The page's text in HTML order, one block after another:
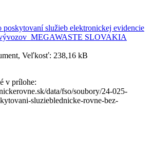
služieb elektronickej evidencie
vývozov_MEGAWASTE SLOVAKIA
Veľkosť: 238,16 kB
v prílohe:
data/fso/soubory/24-025-
sluzieblednicke-rovne-bez-